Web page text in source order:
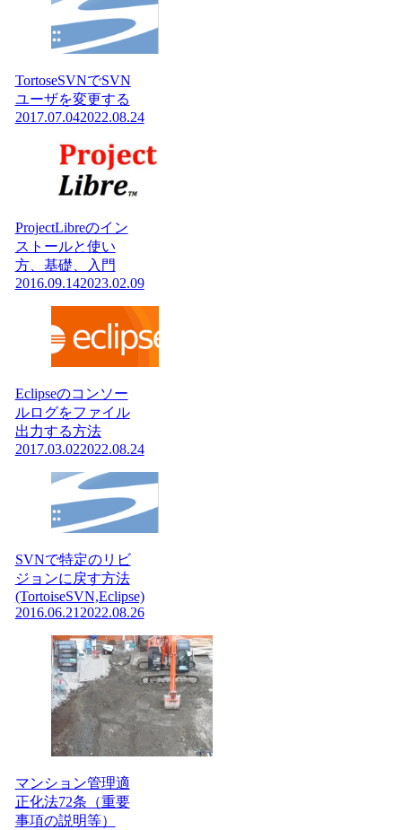
TortoseSVNでSVN
ユーザを変更する
2017.07.042022.08.24
ProjectLibreのイン
ストールと使い
方、基礎、入門
2016.09.142023.02.09
Eclipseのコンソー
ルログをファイル
出力する方法
2017.03.022022.08.24
SVNで特定のリビ
ジョンに戻す方法
(TortoiseSVN,Eclipse)
2016.06.212022.08.26
マンション管理適
正化法72条（重要
事項の説明等）